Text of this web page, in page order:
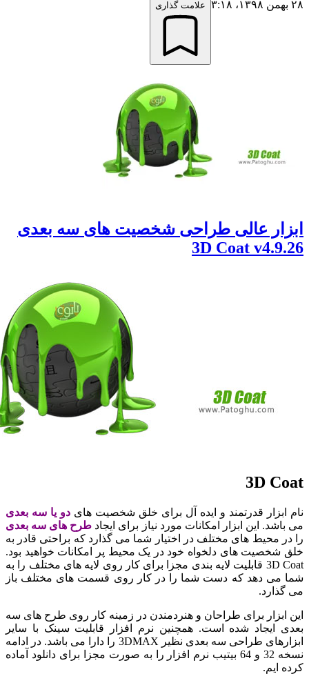
علامت گذاری
عالی طراحی شخصیت های سه بعدی
3D Coat
3D
قدرتمند و ایده آل برای خلق شخصیت هایدو یا سه بعدی
این ابزار امکانات مورد نیاز برای ایجادطرح های سه بعدی
های مختلف در اختیار شما می گذارد که براحتی قادر به
های دلخواه خود در یک محیط پر امکانات خواهید بود.
3D Coat قابلیت لایه بندی مجزا برای کار روی لایه های مختلف را به
دهد که دست شما را در کار روی قسمت های مختلف باز
برای طراحان و هنردمندن در زمینه کار روی طرح های سه
شده است. همچنین نرم افزار قابلیت سینک با سایر
ابزارهای طراحی سه بعدی نظیر 3DMAX را دارا می باشد. در ادامه
نسخه 32 و 64 بیتیب نرم افزار را به صورت مجزا برای دانلود آماده